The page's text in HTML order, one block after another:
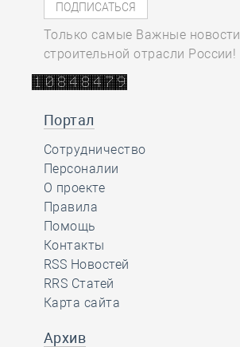
Только самые Важные новости
строительной отрасли России!
Портал
Сотрудничество
Персоналии
О проекте
Правила
Помощь
Контакты
RSS Новостей
RRS Статей
Карта сайта
Архив